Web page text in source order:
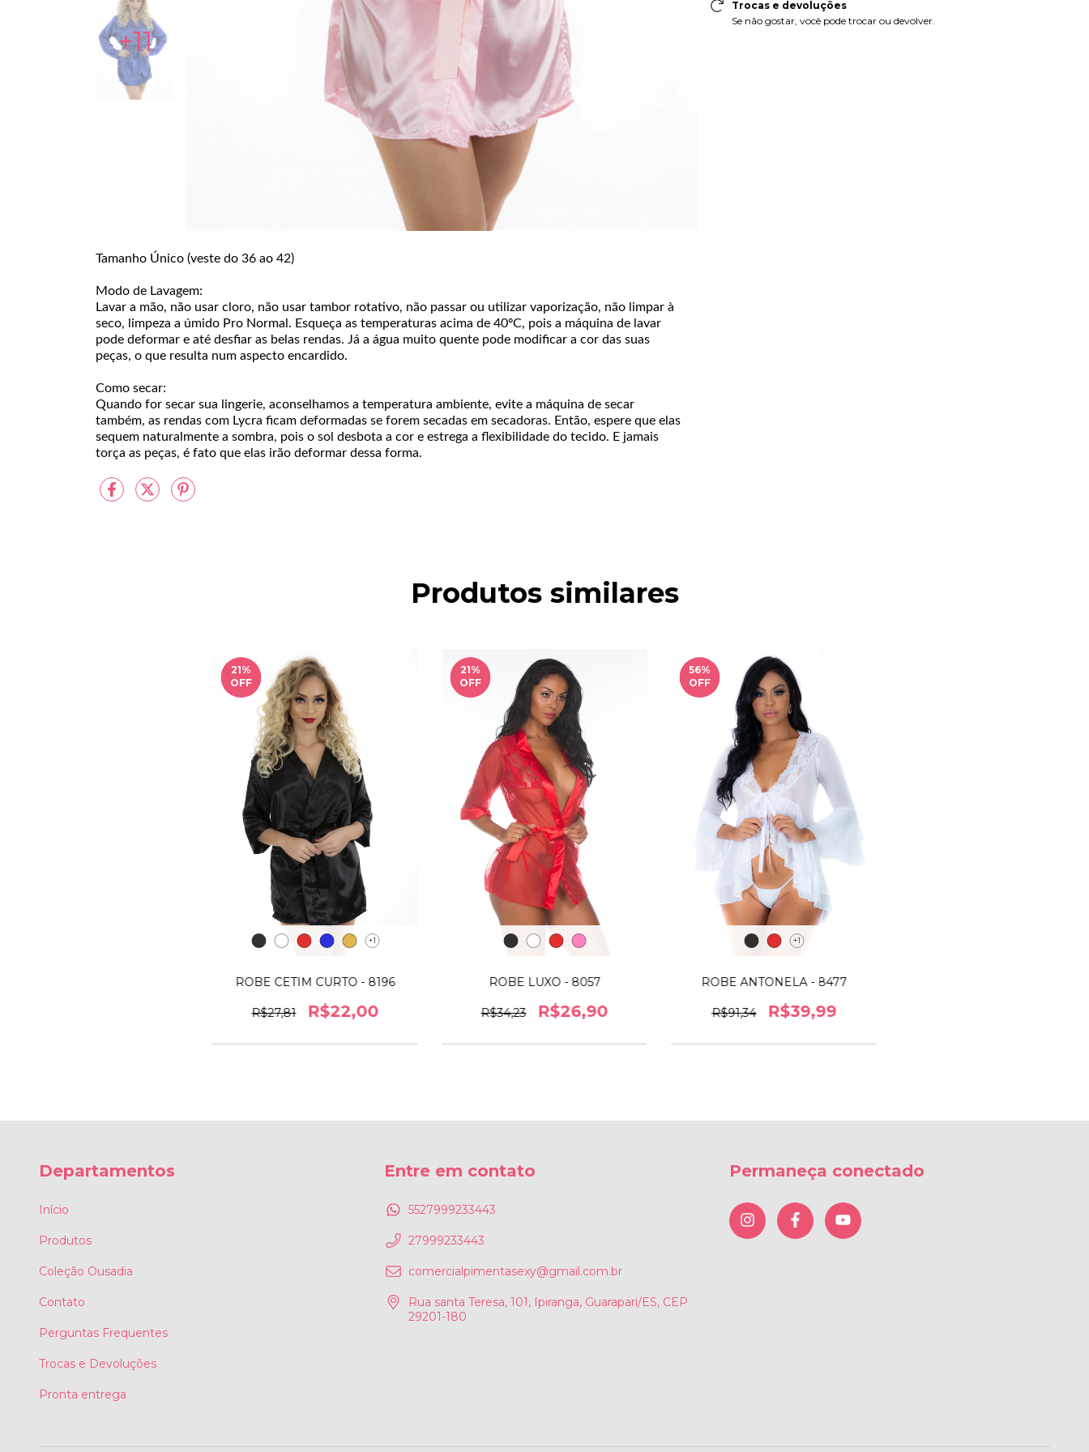
+11
Tamanho Único (veste do 36 ao 42)
Modo de Lavagem:
Lavar a mão, não usar cloro, não usar tambor rotativo, não passar ou utilizar vaporização, não limpar à
seco, limpeza a úmido Pro Normal. Esqueça as temperaturas acima de 40ºC, pois a máquina de lavar
pode deformar e até desfiar as belas rendas. Já a água muito quente pode modificar a cor das suas
peças, o que resulta num aspecto encardido.
Como secar:
Quando for secar sua lingerie, aconselhamos a temperatura ambiente, evite a máquina de secar
também, as rendas com Lycra ficam deformadas se forem secadas em secadoras. Então, espere que elas
sequem naturalmente a sombra, pois o sol desbota a cor e estrega a flexibilidade do tecido. E jamais
torça as peças, é fato que elas irão deformar dessa forma.
Trocas e devoluções
Se não gostar, você pode trocar ou devolver.
Produtos similares
21%
OFF
+1
ROBE CETIM CURTO - 8196
R$27,81 R$22,00
21%
OFF
ROBE LUXO - 8057
R$34,23 R$26,90
56%
OFF
+1
ROBE ANTONELA - 8477
R$91,34 R$39,99
Departamentos
Início
Produtos
Coleção Ousadia
Contato
Perguntas Frequentes
Trocas e Devoluções
Pronta entrega
Entre em contato
5527999233443
27999233443
comercialpimentasexy@gmail.com.br
Rua santa Teresa, 101, Ipiranga, Guarapari/ES, CEP
29201-180
Permaneça conectado